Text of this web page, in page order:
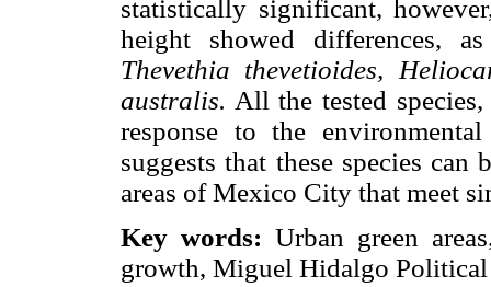
statistically significant,
height showed differences,
Thevethia thevetioides,
australis. All the tested
response to the
suggests that these species
areas of Mexico City that meet
Key words: Urban green
growth, Miguel Hidalgo